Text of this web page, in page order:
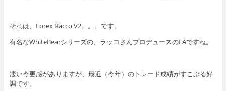
それは、Forex Racco V2。。。です。
有名なWhiteBearシリーズの、ラッコさんプロデュースのEAですね。
凄い今更感がありますが、最近（今年）のトレード成績がすこぶる好
調です。